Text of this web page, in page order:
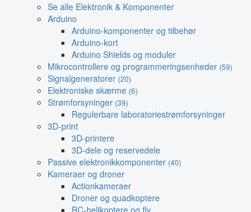
Se alle Elektronik & Komponenter
Arduino
Arduino-komponenter og tilbehør
Arduino-kort
Arduino Shields og moduler
Mikrocontrollere og programmeringsenheder (59)
Signalgeneratorer (20)
Elektroniske skærme (6)
Strømforsyninger (39)
Regulerbare laboratoriestrømforsyninger
3D-print
3D-printere
3D-dele og reservedele
Passive elektronikkomponenter (40)
Kameraer og droner
Actionkameraer
Droner og quadkoptere